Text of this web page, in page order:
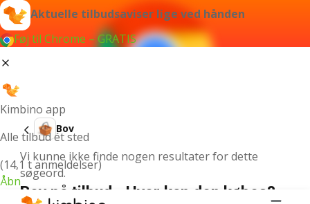
Aktuelle tilbudsaviser lige ved hånden
Føj til Chrome – GRATIS
Kimbino app
Alle tilbud ét sted
(14,1 t anmeldelser)
Åbn
Bov
Vi kunne ikke finde nogen resultater for dette
søgeord.
Bov på tilbud - Hvor kan den købes?